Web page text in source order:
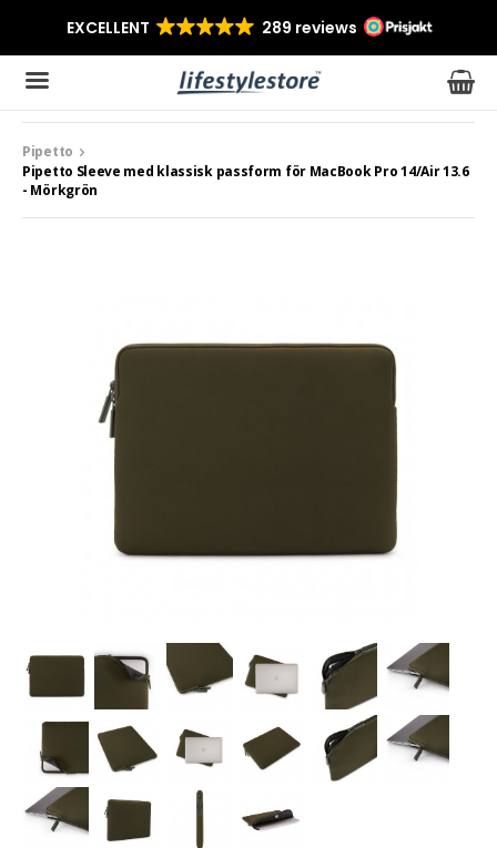
Pipetto
Pipetto Sleeve med klassisk passform för MacBook Pro 14/Air 13.6
- Mörkgrön